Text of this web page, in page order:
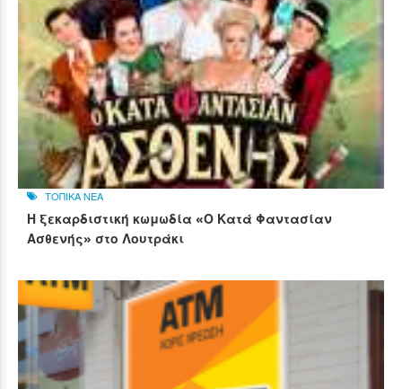
ΤΟΠΙΚΑ ΝΕΑ
Η ξεκαρδιστική κωμωδία «Ο Κατά Φαντασίαν
Ασθενής» στο Λουτράκι